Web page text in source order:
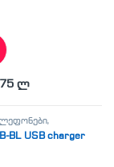
ლ
BL USB charger